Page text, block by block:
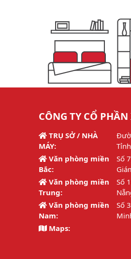
CÔNG TY CỔ
TRỤ SỞ / NHÀ
MÁY:
Văn phòng miền
Bắc:
Số
Văn phòng miền
Trung:
Số
Văn phòng miền
Nam:
Số
Maps: